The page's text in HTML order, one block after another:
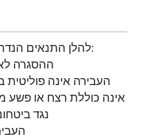
להלן התנאים הנדרשים להסגרתו של אדם מתאילנד:
- ההסגרה
אינה כוללת רצח או פשע
נגד
-